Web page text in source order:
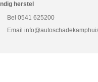
herstel
Bel0541 625200
Email